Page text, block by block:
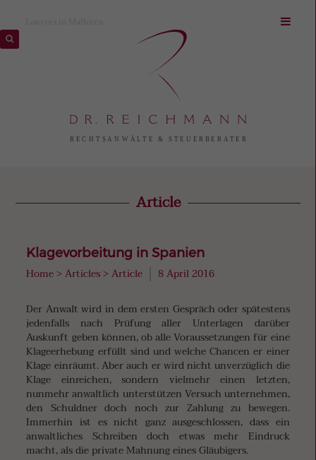
Article
Klagevorbeitung in Spanien
Home >Articles >Article 8 April 2016
Der Anwalt wird in dem ersten Gespräch oder spätestens
jedenfalls nach Prüfung aller Unterlagen darüber
Auskunft geben können, ob alle Voraussetzungen für eine
Klageerhebung erfüllt sind und welche Chancen er einer
Klage einräumt. Aber auch er wird nicht unverzüglich die
Klage einreichen, sondern vielmehr einen letzten,
nunmehr anwaltlich unterstützen Versuch unternehmen,
den Schuldner doch noch zur Zahlung zu bewegen.
Immerhin ist es nicht ganz ausgeschlossen, dass ein
anwaltliches Schreiben doch etwas mehr Eindruck
macht, als die private Mahnung eines Gläubigers.